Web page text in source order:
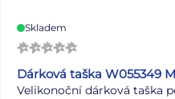
Skladem
Dárková taška W055349
Velikonoční dárková taška